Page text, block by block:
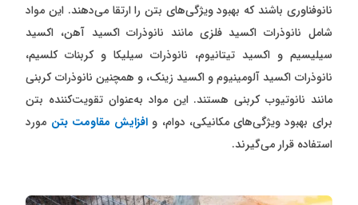
نانوفناوری باشند که بهبود ویژگی‌های بتن را ارتقا می‌دهند. این مواد
شامل نانوذرات اکسید فلزی مانند نانوذرات اکسید آهن، اکسید
سیلیسیم و اکسید تیتانیوم، نانوذرات سیلیکا و کربنات کلسیم،
نانوذرات اکسید آلومینیوم و اکسید زینک، و همچنین نانوذرات کربنی
مانند نانوتیوب کربنی هستند. این مواد به‌عنوان تقویت‌کننده بتن
برای بهبود ویژگی‌های مکانیکی، دوام، و افزایش مقاومت بتن مورد
استفاده قرار می‌گیرند.